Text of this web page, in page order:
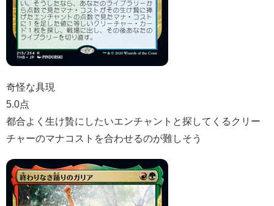
奇怪な具現
5.0点
都合よく生け贄にしたいエンチャントと探してくるクリー
チャーのマナコストを合わせるのが難しそう